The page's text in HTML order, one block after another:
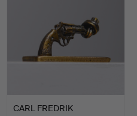
CARL FREDRIK